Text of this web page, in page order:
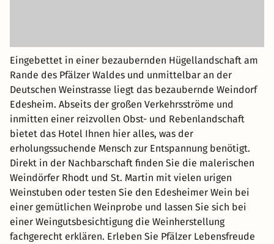
Eingebettet in einer bezaubernden Hügellandschaft am
Rande des Pfälzer Waldes und unmittelbar an der
Deutschen Weinstrasse liegt das bezaubernde Weindorf
Edesheim. Abseits der großen Verkehrsströme und
inmitten einer reizvollen Obst- und Rebenlandschaft
bietet das Hotel Ihnen hier alles, was der
erholungssuchende Mensch zur Entspannung benötigt.
Direkt in der Nachbarschaft finden Sie die malerischen
Weindörfer Rhodt und St. Martin mit vielen urigen
Weinstuben oder testen Sie den Edesheimer Wein bei
einer gemütlichen Weinprobe und lassen Sie sich bei
einer Weingutsbesichtigung die Weinherstellung
fachgerecht erklären. Erleben Sie Pfälzer Lebensfreude